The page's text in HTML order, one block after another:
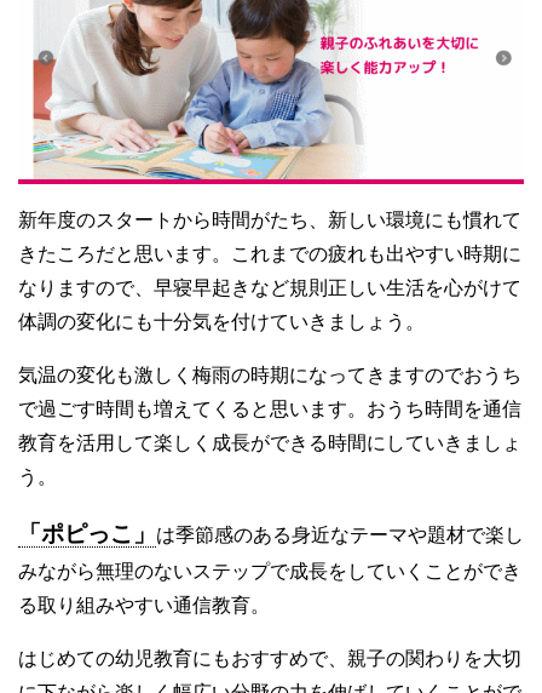
新年度のスタートから時間がたち、新しい環境にも慣れて
きたころだと思います。これまでの疲れも出やすい時期に
なりますので、早寝早起きなど規則正しい生活を心がけて
体調の変化にも十分気を付けていきましょう。
気温の変化も激しく梅雨の時期になってきますのでおうち
で過ごす時間も増えてくると思います。おうち時間を通信
教育を活用して楽しく成長ができる時間にしていきましょ
う。
「ポピっこ」
は季節感のある身近なテーマや題材で楽し
みながら無理のないステップで成長をしていくことができ
る取り組みやすい通信教育。
はじめての幼児教育にもおすすめで、親子の関わりを大切